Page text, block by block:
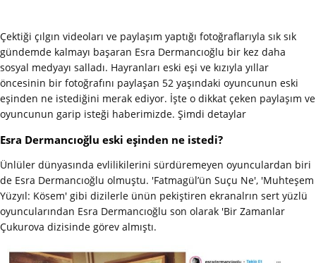
Çektiği çılgın videoları ve paylaşım yaptığı fotoğraflarıyla sık sık
gündemde kalmayı başaran Esra Dermancıoğlu bir kez daha
sosyal medyayı salladı. Hayranları eski eşi ve kızıyla yıllar
öncesinin bir fotoğrafını paylaşan 52 yaşındaki oyuncunun eski
eşinden ne istediğini merak ediyor. İşte o dikkat çeken paylaşım ve
oyuncunun garip isteği haberimizde. Şimdi detaylar
Esra Dermancıoğlu eski eşinden ne istedi?
Ünlüler dünyasında evlilikilerini sürdüremeyen oyunculardan biri
de Esra Dermancıoğlu olmuştu. 'Fatmagül’ün Suçu Ne', 'Muhteşem
Yüzyıl: Kösem' gibi dizilerle ünün pekiştiren ekranalrın sert yüzlü
oyuncularından Esra Dermancıoğlu son olarak 'Bir Zamanlar
Çukurova dizisinde görev almıştı.